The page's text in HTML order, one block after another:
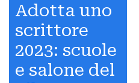
Adotta uno
scrittore
2023: scuole
e salone del